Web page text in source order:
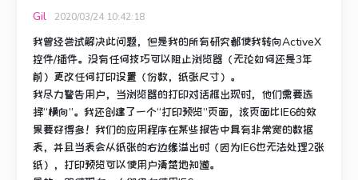
Gil 2020/03/24 10:42:18
我曾经尝试解决此问题，但是我的所有研究都使我转向ActiveX
控件/插件。 没有任何技巧可以阻止浏览器（无论如何还是3年
前）更改任何打印设置（份数，纸张尺寸）。
我尽力警告用户，当浏览器的打印对话框出现时，他们需要选
择“横向”。 我还创建了一个“打印预览”页面，该页面比IE6的效
果要好得多！ 我们的应用程序在某些报告中具有非常宽的数据
表，并且当表会从纸张的右边缘溢出时（因为IE6也无法处理2张
纸），打印预览可以使用户清楚地知道。